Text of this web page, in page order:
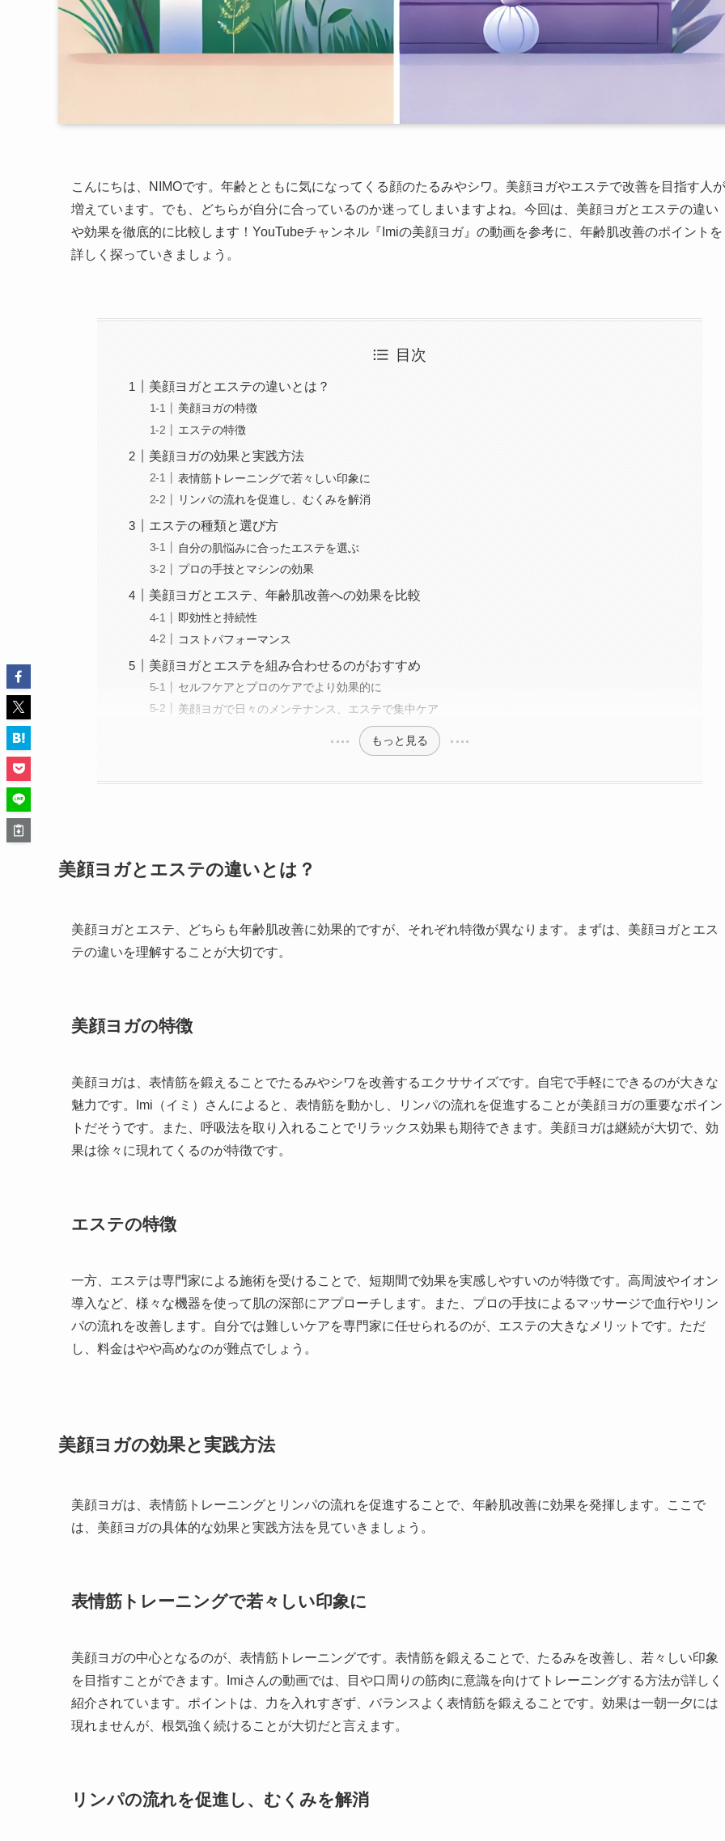
こんにちは、NIMOです。年齢とともに気になってくる顔のたるみやシワ。美顔ヨガやエステで改善を目指す人が
増えています。でも、どちらが自分に合っているのか迷ってしまいますよね。今回は、美顔ヨガとエステの違い
や効果を徹底的に比較します！YouTubeチャンネル『Imiの美顔ヨガ』の動画を参考に、年齢肌改善のポイントを
詳しく探っていきましょう。
目次
美顔ヨガとエステの違いとは？
美顔ヨガの特徴
エステの特徴
美顔ヨガの効果と実践方法
表情筋トレーニングで若々しい印象に
リンパの流れを促進し、むくみを解消
エステの種類と選び方
自分の肌悩みに合ったエステを選ぶ
プロの手技とマシンの効果
美顔ヨガとエステ、年齢肌改善への効果を比較
即効性と持続性
コストパフォーマンス
美顔ヨガとエステを組み合わせるのがおすすめ
セルフケアとプロのケアでより効果的に
美顔ヨガで日々のメンテナンス、エステで集中ケア
もっと見る
美顔ヨガとエステの違いとは？
美顔ヨガとエステ、どちらも年齢肌改善に効果的ですが、それぞれ特徴が異なります。まずは、美顔ヨガとエス
テの違いを理解することが大切です。
美顔ヨガの特徴
美顔ヨガは、表情筋を鍛えることでたるみやシワを改善するエクササイズです。自宅で手軽にできるのが大きな
魅力です。Imi（イミ）さんによると、表情筋を動かし、リンパの流れを促進することが美顔ヨガの重要なポイン
トだそうです。また、呼吸法を取り入れることでリラックス効果も期待できます。美顔ヨガは継続が大切で、効
果は徐々に現れてくるのが特徴です。
エステの特徴
一方、エステは専門家による施術を受けることで、短期間で効果を実感しやすいのが特徴です。高周波やイオン
導入など、様々な機器を使って肌の深部にアプローチします。また、プロの手技によるマッサージで血行やリン
パの流れを改善します。自分では難しいケアを専門家に任せられるのが、エステの大きなメリットです。ただ
し、料金はやや高めなのが難点でしょう。
美顔ヨガの効果と実践方法
美顔ヨガは、表情筋トレーニングとリンパの流れを促進することで、年齢肌改善に効果を発揮します。ここで
は、美顔ヨガの具体的な効果と実践方法を見ていきましょう。
表情筋トレーニングで若々しい印象に
美顔ヨガの中心となるのが、表情筋トレーニングです。表情筋を鍛えることで、たるみを改善し、若々しい印象
を目指すことができます。Imiさんの動画では、目や口周りの筋肉に意識を向けてトレーニングする方法が詳しく
紹介されています。ポイントは、力を入れすぎず、バランスよく表情筋を鍛えることです。効果は一朝一夕には
現れませんが、根気強く続けることが大切だと言えます。
リンパの流れを促進し、むくみを解消